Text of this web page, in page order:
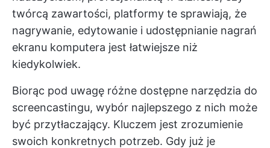
twórcą zawartości, platformy te sprawiają, że
nagrywanie, edytowanie i udostępnianie nagrań
ekranu komputera jest łatwiejsze niż
kiedykolwiek.
Biorąc pod uwagę różne dostępne narzędzia do
screencastingu, wybór najlepszego z nich może
być przytłaczający. Kluczem jest zrozumienie
swoich konkretnych potrzeb. Gdy już je